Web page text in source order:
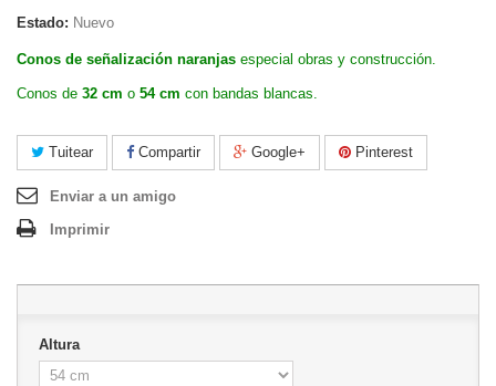
Estado: Nuevo
Conos de señalización naranjas especial obras y construcción.
Conos de 32 cm o 54 cm con bandas blancas.
Tuitear Compartir Google+ Pinterest
Enviar a un amigo
Imprimir
Altura